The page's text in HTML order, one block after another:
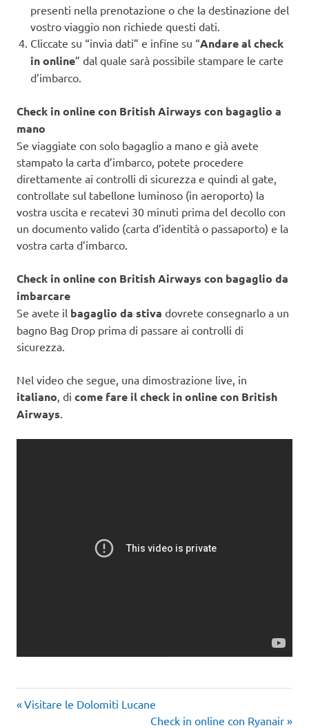
presenti nella prenotazione o che la destinazione del
vostro viaggio non richiede questi dati.
Cliccate su “invia dati” e infine su “Andare al check
in online” dal quale sarà possibile stampare le carte
d’imbarco.
Check in online con British Airways con bagaglio a
mano
Se viaggiate con solo bagaglio a mano e già avete
stampato la carta d’imbarco, potete procedere
direttamente ai controlli di sicurezza e quindi al gate,
controllate sul tabellone luminoso (in aeroporto) la
vostra uscita e recatevi 30 minuti prima del decollo con
un documento valido (carta d’identità o passaporto) e la
vostra carta d’imbarco.
Check in online con British Airways con bagaglio da
imbarcare
Se avete il bagaglio da stiva dovrete consegnarlo a un
bagno Bag Drop prima di passare ai controlli di
sicurezza.
Nel video che segue, una dimostrazione live, in
italiano, di come fare il check in online con British
Airways.
Navigazione
Articolo
Visitare le Dolomiti Lucane
Articolo
Check in online con Ryanair